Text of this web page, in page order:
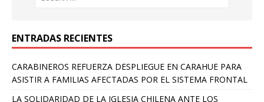
ENTRADAS RECIENTES
CARABINEROS REFUERZA DESPLIEGUE EN CARAHUE PARA
ASISTIR A FAMILIAS AFECTADAS POR EL SISTEMA FRONTAL
LA SOLIDARIDAD DE LA IGLESIA CHILENA ANTE LOS